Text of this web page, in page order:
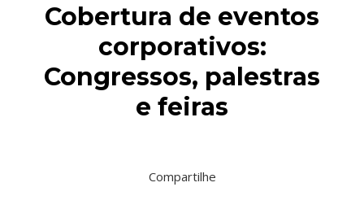
Cobertura de eventos
corporativos:
Congressos, palestras
e feiras
Compartilhe